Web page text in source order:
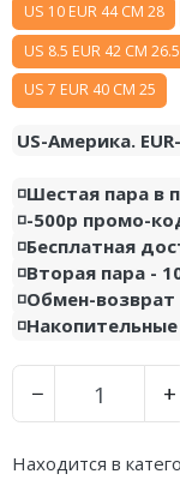
US 10 EUR 44 CM 28
US 8.5 EUR 42 CM 26.5
US 7 EUR 40 CM 25
US-Америка.
◽️Шестая пара в
◽️-500р промо-
◽️Бесплатная
◽️Вторая пара -
◽️Обмен-
− +
Находится в
Nike LeBron
Nike Kyrie
Nike Freak
Nike KD
Nike PG
Nike Kobe
Nike Uptempo
Nike